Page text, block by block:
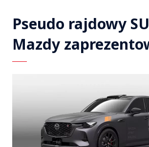
Pseudo rajdowy
Mazdy